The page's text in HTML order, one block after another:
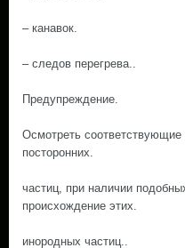
– канавок.
– следов перегрева..
Предупреждение.
Осмотреть
посторонних.
частиц, при наличии
происхождение этих.
инородных частиц..